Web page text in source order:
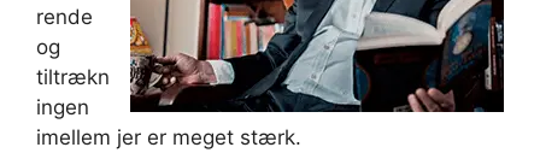
rende
og
tiltrækn
ingen
imellem jer er meget stærk.